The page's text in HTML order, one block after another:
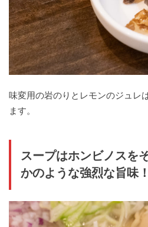
味変用の岩のりとレモンのジュレ
ます。
スープはホンビノスを
かのような強烈な旨味！